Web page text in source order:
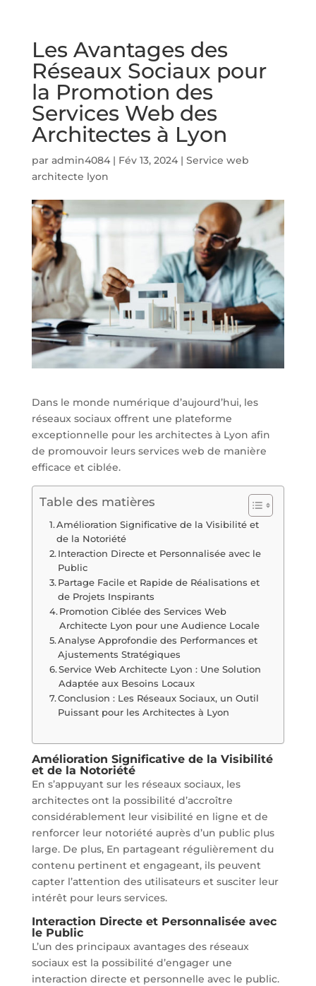
Les Avantages des
Réseaux Sociaux pour
la Promotion des
Services Web des
Architectes à Lyon
par admin4084| Fév 13, 2024| Service web
architecte lyon
Dans le monde numérique d’aujourd’hui, les
réseaux sociaux offrent une plateforme
exceptionnelle pour les architectes à Lyon afin
de promouvoir leurs services web de manière
efficace et ciblée.
Table des matières
Amélioration Significative de la Visibilité et
de la Notoriété
Interaction Directe et Personnalisée avec le
Public
Partage Facile et Rapide de Réalisations et
de Projets Inspirants
Promotion Ciblée des Services Web
Architecte Lyon pour une Audience Locale
Analyse Approfondie des Performances et
Ajustements Stratégiques
Service Web Architecte Lyon : Une Solution
Adaptée aux Besoins Locaux
Conclusion : Les Réseaux Sociaux, un Outil
Puissant pour les Architectes à Lyon
Amélioration Significative de la Visibilité
et de la Notoriété
En s’appuyant sur les réseaux sociaux, les
architectes ont la possibilité d’accroître
considérablement leur visibilité en ligne et de
renforcer leur notoriété auprès d’un public plus
large. De plus, En partageant régulièrement du
contenu pertinent et engageant, ils peuvent
capter l’attention des utilisateurs et susciter leur
intérêt pour leurs services.
Interaction Directe et Personnalisée avec
le Public
L’un des principaux avantages des réseaux
sociaux est la possibilité d’engager une
interaction directe et personnelle avec le public.